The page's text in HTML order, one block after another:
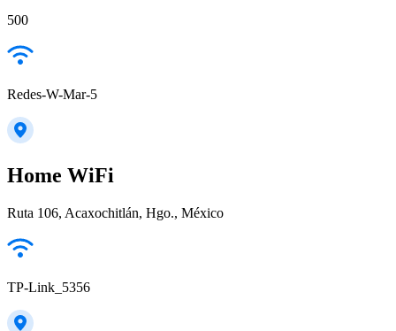
500
Redes-W-Mar-5
Home WiFi
Ruta 106, Acaxochitlán, Hgo., México
TP-Link_5356